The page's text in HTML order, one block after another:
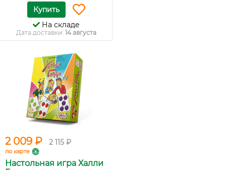
Купить
На складе
Дата доставки: 14 августа
2 009 ₽ 2 115 ₽
по карте
Настольная игра Халли